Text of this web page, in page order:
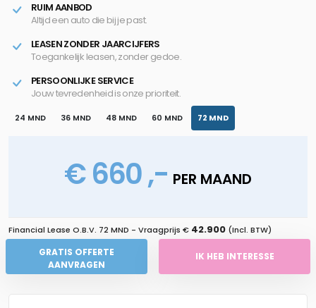
RUIM AANBOD
Altijd een auto die bij je past.
LEASEN ZONDER JAARCIJFERS
Toegankelijk leasen, zonder gedoe.
PERSOONLIJKE SERVICE
Jouw tevredenheid is onze prioriteit.
24 MND 36 MND 48 MND 60 MND 72 MND
€ 660 ,- PER MAAND
Financial Lease O.B.V. 72 MND - Vraagprijs € 42.900 (Incl. BTW)
GRATIS OFFERTE
AANVRAGEN
IK HEB INTERESSE